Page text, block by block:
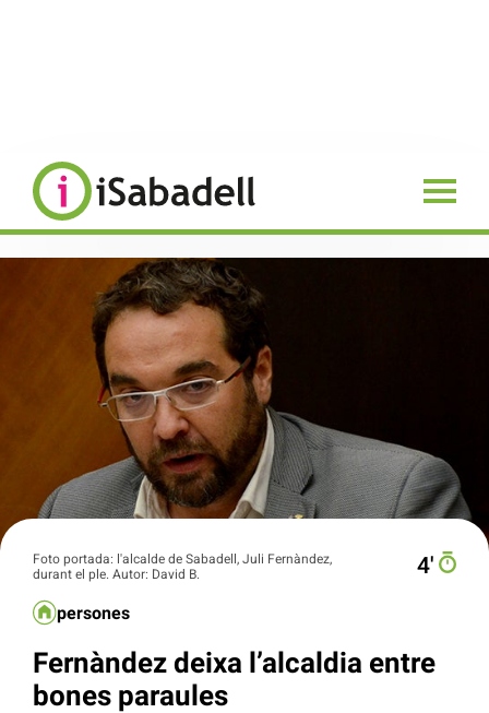
Foto portada: l'alcalde de Sabadell, Juli Fernàndez,
durant el ple. Autor: David B.
4′
persones
Fernàndez deixa l’alcaldia entre
bones paraules